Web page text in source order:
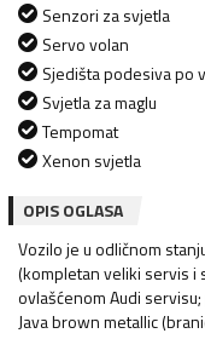
Senzori za svjetla
Servo volan
Sjedišta podesiva po
Svjetla za maglu
Tempomat
Xenon svjetla
OPIS OGLASA
Vozilo je u odličnom
(kompletan veliki servis i
ovlašćenom Audi
Java brown metallic